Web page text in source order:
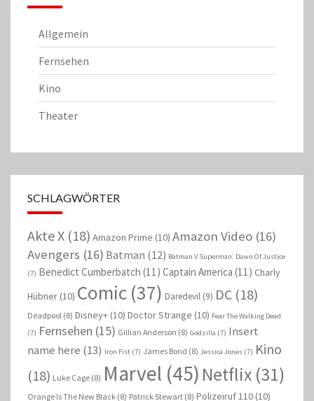
Allgemein
Fernsehen
Kino
Theater
SCHLAGWÖRTER
Akte X (18) Amazon Prime (10) Amazon Video (16)
Avengers (16) Batman (12) Batman V Superman: Dawn Of Justice
(7) Benedict Cumberbatch (11) Captain America (11) Charly
Hübner (10) Comic (37) Daredevil (9) DC (18)
Deadpool (8) Disney+ (10) Doctor Strange (10) Fear The Walking Dead
(7) Fernsehen (15) Gillian Anderson (8) Godzilla (7) Insert
name here (13) Iron Fist (7) James Bond (8) Jessica Jones (7) Kino
(18) Luke Cage (8) Marvel (45) Netflix (31)
Orange Is The New Black (8) Patrick Stewart (8) Polizeiruf 110 (10)